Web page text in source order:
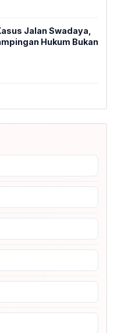
Jalan Swadaya,
Hukum Bukan